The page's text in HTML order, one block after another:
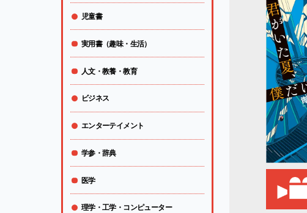
児童書
実用書（趣味・生活）
人文・教養・教育
ビジネス
エンターテイメント
学参・辞典
医学
理学・工学・コンピューター